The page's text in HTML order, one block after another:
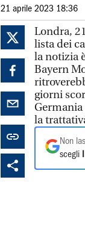
21 aprile 2023 18:36
Londra,
lista dei
la notizia
Bayern
giorni
la
Non
scegli